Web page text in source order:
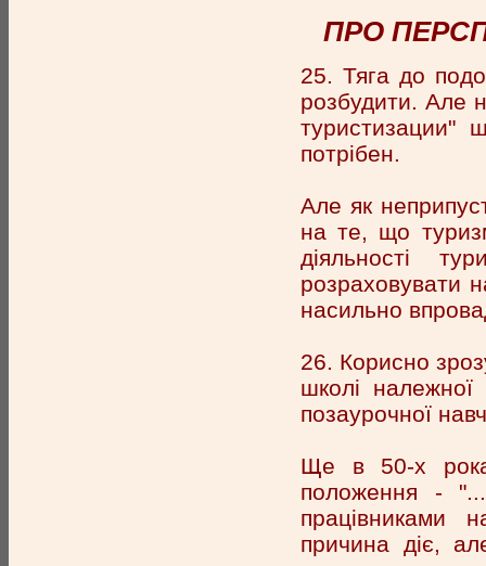
ПРО
25. Тяга до
розбудити. Але
туристизации"
потрібен.
Але як
на те, що
діяльності
розраховувати
насильно
26. Корисно
школі належної
позаурочної
Ще в 50-х
положення -
працівниками
причина діє,